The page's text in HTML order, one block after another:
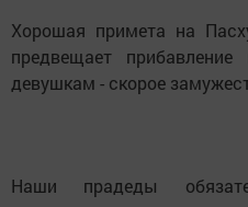
Хорошая примета на
предвещает
девушкам - скорое
Наши прадеды